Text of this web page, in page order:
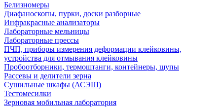
Белизномеры
Диафаноскопы, пурки, доски разборные
Инфракрасные анализаторы
Лабораторные мельницы
Лабораторные прессы
ПЧП, приборы измерения деформации клейковины,
устройства для отмывания клейковины
Пробоотборники, термоштанги, контейнеры, щупы
Рассевы и делители зерна
Сушильные шкафы (АСЭШ)
Тестомесилки
Зерновая мобильная лаборатория